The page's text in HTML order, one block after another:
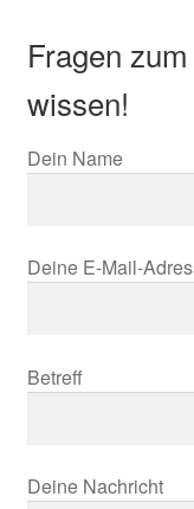
Fragen
wissen!
Dein Name
Deine E-Mail-
Betreff
Deine Nachricht